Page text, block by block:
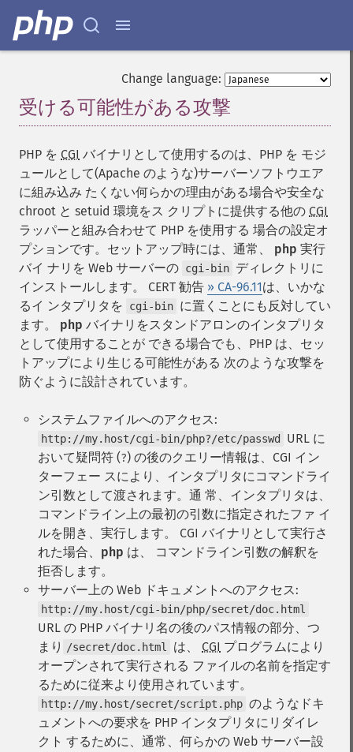
Change language:
受ける可能性がある攻撃
PHP を CGI バイナリとして使用するのは、PHP を モジ
ュールとして(Apache のような)サーバーソフトウエア
に組み込み たくない何らかの理由がある場合や安全な
chroot と setuid 環境をス クリプトに提供する他の CGI
ラッパーと組み合わせて PHP を使用する 場合の設定オ
プションです。セットアップ時には、通常、 php 実行
バイ ナリを Web サーバーの cgi-bin ディレクトリに
インストールします。 CERT 勧告 » CA-96.11は、いかな
るイ ンタプリタを
cgi-bin に置くことにも反対してい
ます。 php バイナリをスタンドアロンのインタプリタ
として使用することが できる場合でも、PHP は、セッ
トアップにより生じる可能性がある 次のような攻撃を
防ぐように設計されています。
システムファイルへのアクセス:
http://my.host/cgi-bin/php?/etc/passwd
URL に
おいて疑問符 (?) の後のクエリー情報は、CGI イン
ターフェー スにより、インタプリタにコマンドライ
ン引数として渡されます。通 常、インタプリタは、
コマンドライン上の最初の引数に指定されたファ イ
ルを開き、実行します。 CGI バイナリとして実行さ
れた場合、 php は、 コマンドライン引数の解釈を
拒否します。
サーバー上の Web ドキュメントへのアクセス:
http://my.host/cgi-bin/php/secret/doc.html
URL の PHP バイナリ名の後のパス情報の部分、つ
まり
/secret/doc.html は、 CGI プログラムにより
オープンされて実行される ファイルの名前を指定す
るために従来より使用されています。
http://my.host/secret/script.php のようなドキ
ュメントへの要求を PHP インタプリタにリダイレ
クト するために、通常、何らかの Web サーバー設